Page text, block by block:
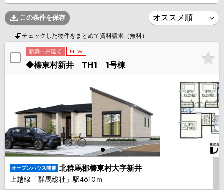
この条件を保存
チェックした物件をまとめて資料請求（無料）
新築一戸建て NEW
◆榛東村新井 TH1 1号棟
オープンハウス開催 北群馬郡榛東村大字新井
上越線「群馬総社」駅4610ｍ